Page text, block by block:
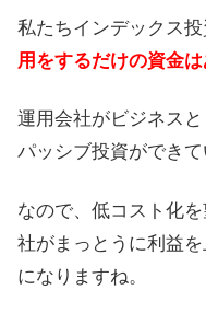
私たちインデックス
用をするだけの資金は
運用会社がビジネス
パッシブ投資ができて
なので、低コスト化
社がまっとうに利益
になりますね。